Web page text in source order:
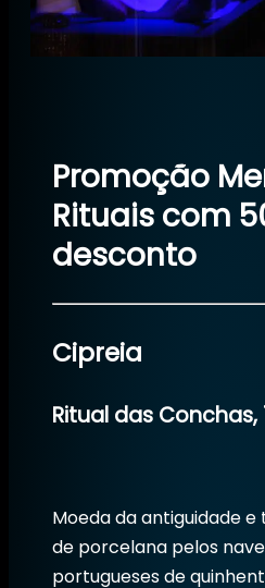
Promoção
Rituais com
desconto
Cipreia
Ritual das Conchas,
Moeda da antiguidade
de porcelana pelos
portugueses de